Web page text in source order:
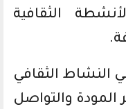
الثقافية
النشاط الثقافي
والتواصل